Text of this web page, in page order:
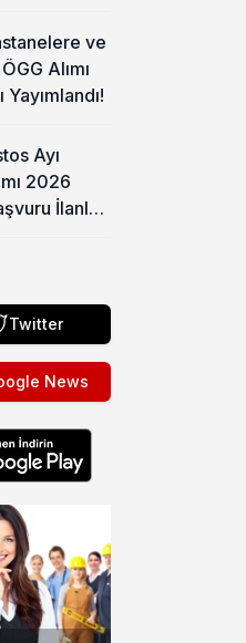
ve
Alımı
Ayı
2026
İlanları
Twitter
News